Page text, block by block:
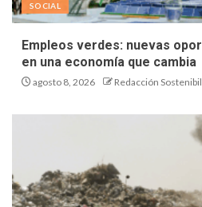
SOCIAL
Empleos verdes: nuevas
en una economía que cambia
agosto 8, 2026 Redacción